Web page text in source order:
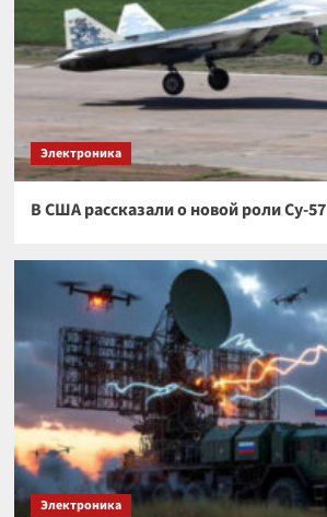
Электроника
В США рассказали о новой роли Су-57
Электроника